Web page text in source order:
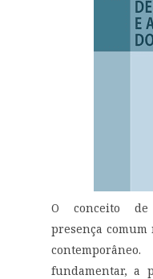
O conceito de
presença comum
fundamentar, a